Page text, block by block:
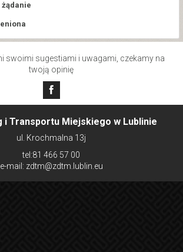
swoimi sugestiami i uwagami, czekamy na
twoją opinię
i Transportu Miejskiego w Lublinie
ul. Krochmalna 13j
tel:81 466 57 00
e-mail: zdtm@zdtm.lublin.eu